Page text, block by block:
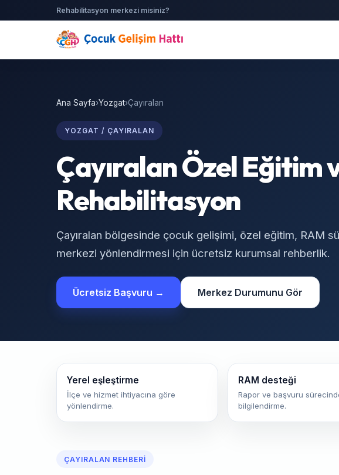
Rehabilitasyon merkezi misiniz?
Ana Sayfa›Yozgat›Çayıralan
YOZGAT / ÇAYIRALAN
Çayıralan Özel Eğitim
Rehabilitasyon
Çayıralan bölgesinde çocuk gelişimi, özel eğitim, RAM
merkezi yönlendirmesi için ücretsiz kurumsal rehberlik.
Ücretsiz Başvuru → Merkez Durumunu Gör
Yerel eşleştirme
İlçe ve hizmet ihtiyacına göre
yönlendirme.
RAM desteği
Rapor ve başvuru
bilgilendirme.
ÇAYIRALAN REHBERI